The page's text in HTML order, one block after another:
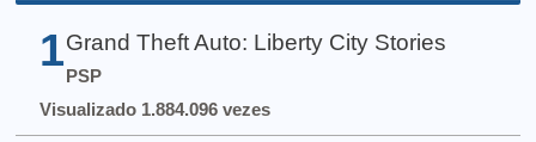
1 Grand Theft Auto: Liberty City Stories
PSP
Visualizado 1.884.096 vezes